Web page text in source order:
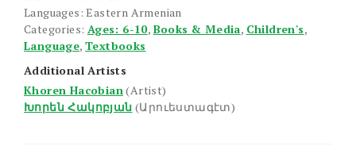
Languages: Eastern Armenian
Categories: Ages: 6-10, Books & Media, Children's,
Language,Textbooks
Additional Artists
Khoren Hacobian(Artist)
Խորեն Հակոբյան (Արուեստագէտ)